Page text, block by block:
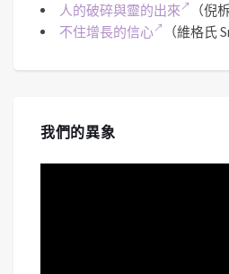
人的破碎與靈的出來
（倪
不住增長的信心
（維格氏
我們的異象